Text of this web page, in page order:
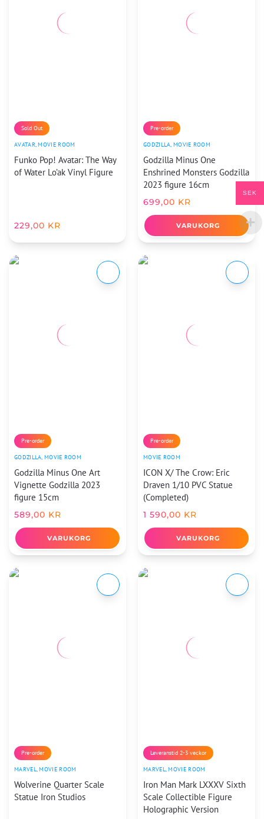
Sold Out
AVATAR,MOVIE ROOM
Funko Pop! Avatar: The Way
of Water Lo’ak Vinyl Figure
229,00 KR
Pre-order
GODZILLA,MOVIE ROOM
Godzilla Minus One
Enshrined Monsters Godzilla
2023 figure 16cm
699,00 KR
VARUKORG
Pre-order
GODZILLA ,MOVIE ROOM
Godzilla Minus One Art
Vignette Godzilla 2023
figure 15cm
589,00 KR
VARUKORG
Pre-order
MOVIE ROOM
ICON X/ The Crow: Eric
Draven 1/10 PVC Statue
(Completed)
1 590,00 KR
VARUKORG
Pre-order
MARVEL,MOVIE ROOM
Wolverine Quarter Scale
Statue Iron Studios
Leveranstid 2-3 veckor
MARVEL,MOVIE ROOM
Iron Man Mark LXXXV Sixth
Scale Collectible Figure
Holographic Version
SEK